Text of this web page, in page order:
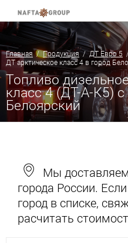
Главная/Продукция/ДТ Евро 5
ДТ арктическое класс 4 в город
Топливо
класс 4 (ДТ-А-К5)
Белоярский
Мы
города России.
город в списке,
расчитать